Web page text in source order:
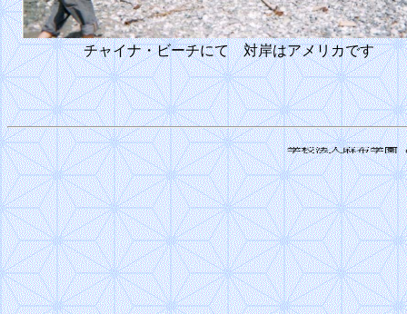
チャイナ・ビーチにて 対岸はアメリカです